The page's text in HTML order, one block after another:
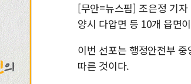
[무안=뉴스핌] 조은정 기
양시 다압면 등 10개 읍면
이번 선포는 행정안전부
따른 것이다.